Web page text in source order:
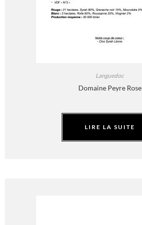
Languedoc
Domaine Peyre Rose
LIRE LA SUITE